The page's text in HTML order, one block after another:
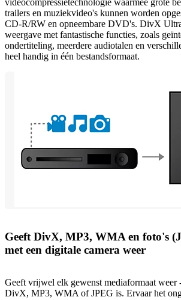
videocompressietechnologie waarmee grote
trailers en muziekvideo's kunnen worden
CD-R/RW en opneembare DVD's. DivX
weergave met fantastische functies, zoals
ondertiteling, meerdere audiotalen en
heel handig in één bestandsformaat.
Geeft DivX, MP3, WMA en foto's
met een digitale camera weer
Geeft vrijwel elk gewenst mediaformaat weer
DivX, MP3, WMA of JPEG is. Ervaar het